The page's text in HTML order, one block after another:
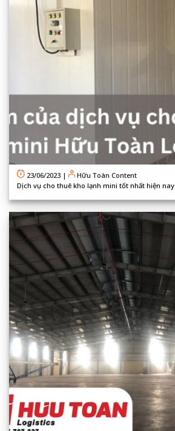
23/06/2023 |
Hữu Toàn Content
Dịch vụ cho thuê kho lạnh mini tốt nhất hiện nay